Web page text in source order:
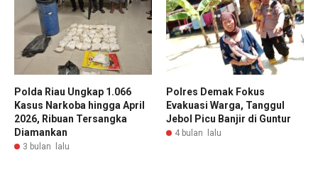
Polda Riau Ungkap 1.066
Kasus Narkoba hingga April
2026, Ribuan Tersangka
Diamankan
3 bulan lalu
Polres Demak Fokus
Evakuasi Warga, Tanggul
Jebol Picu Banjir di Guntur
4 bulan lalu